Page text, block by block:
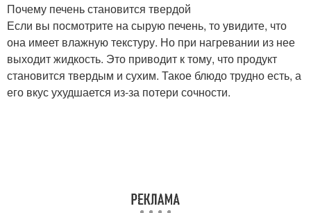
Почему печень становится твердой
Если вы посмотрите на сырую печень, то увидите, что
она имеет влажную текстуру. Но при нагревании из нее
выходит жидкость. Это приводит к тому, что продукт
становится твердым и сухим. Такое блюдо трудно есть, а
его вкус ухудшается из-за потери сочности.